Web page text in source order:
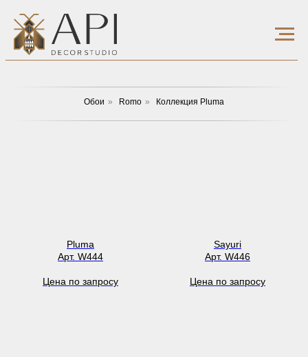
Обои » Romo » Коллекция Pluma
Pluma
Арт. W444
Цена по запросу
Sayuri
Арт. W446
Цена по запросу